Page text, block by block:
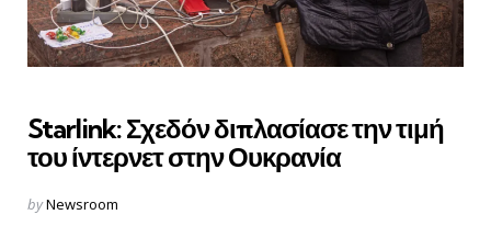
Starlink: Σχεδόν διπλασίασε την τιμή
του ίντερνετ στην Ουκρανία
Posted
byNewsroom